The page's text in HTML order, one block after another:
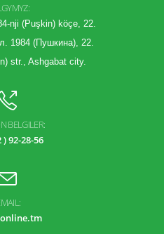
nji (Puşkin) köçe, 22.
1984 (Пушкина), 22.
str., Ashgabat city.
BELGILER:
) 92-28-56